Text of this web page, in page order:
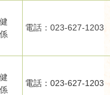
電話：023-627-1203
電話：023-627-1203